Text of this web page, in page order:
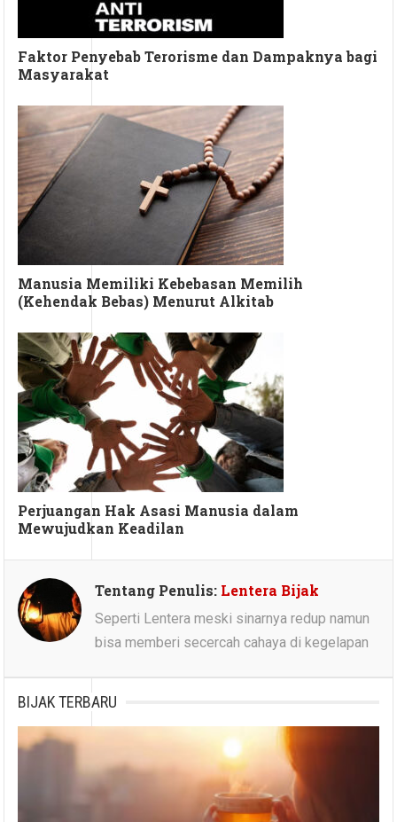
Faktor Penyebab Terorisme dan Dampaknya bagi
Masyarakat
Manusia Memiliki Kebebasan Memilih
(Kehendak Bebas) Menurut Alkitab
Perjuangan Hak Asasi Manusia dalam
Mewujudkan Keadilan
Tentang Penulis: Lentera Bijak
Seperti Lentera meski sinarnya redup namun
bisa memberi secercah cahaya di kegelapan
BIJAK TERBARU